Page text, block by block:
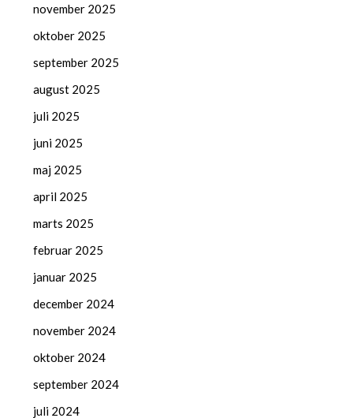
november 2025
oktober 2025
september 2025
august 2025
juli 2025
juni 2025
maj 2025
april 2025
marts 2025
februar 2025
januar 2025
december 2024
november 2024
oktober 2024
september 2024
juli 2024